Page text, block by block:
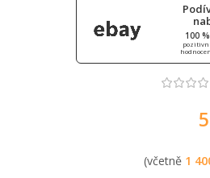
100 %
(včetně 1